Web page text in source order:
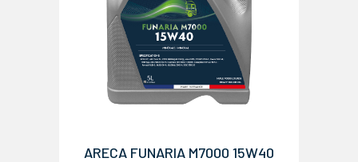
ARECA FUNARIA M7000 15W40